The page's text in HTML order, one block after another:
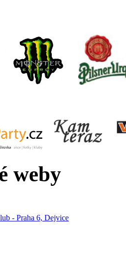
weby
- Praha 6, Dejvice